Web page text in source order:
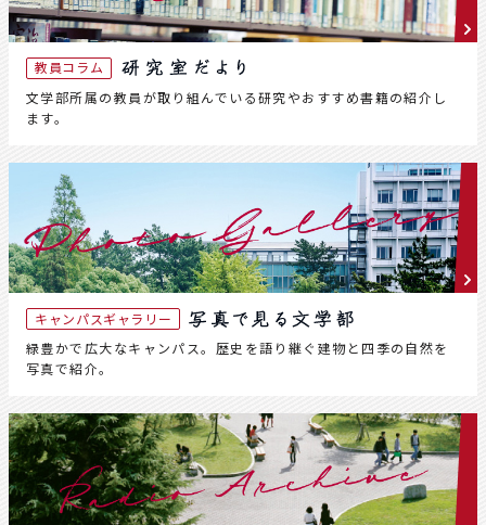
教員コラム
文学部所属の教員が取り組んでいる研究やおすすめ書籍の紹介し
ます。
キャンパスギャラリー
緑豊かで広大なキャンパス。歴史を語り継ぐ建物と四季の自然を
写真で紹介。